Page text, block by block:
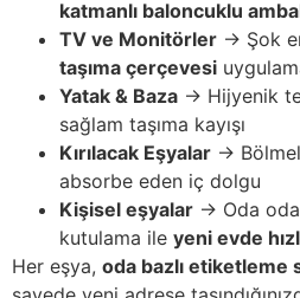
katmanlı baloncuklu
TV ve Monitörler → Şok
taşıma çerçevesi
Yatak & Baza → Hijyenik
sağlam taşıma kayışı
Kırılacak Eşyalar →
absorbe eden iç dolgu
Kişisel eşyalar → Oda oda
kutulama ile yeni evde
Her eşya, oda bazlı etiketleme